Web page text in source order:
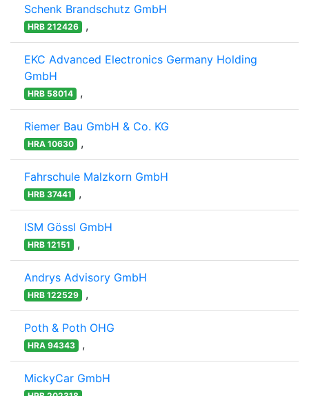
Schenk Brandschutz GmbH
HRB 212426 ,
EKC Advanced Electronics Germany Holding
GmbH
HRB 58014 ,
Riemer Bau GmbH & Co. KG
HRA 10630 ,
Fahrschule Malzkorn GmbH
HRB 37441 ,
ISM Gössl GmbH
HRB 12151 ,
Andrys Advisory GmbH
HRB 122529 ,
Poth & Poth OHG
HRA 94343 ,
MickyCar GmbH